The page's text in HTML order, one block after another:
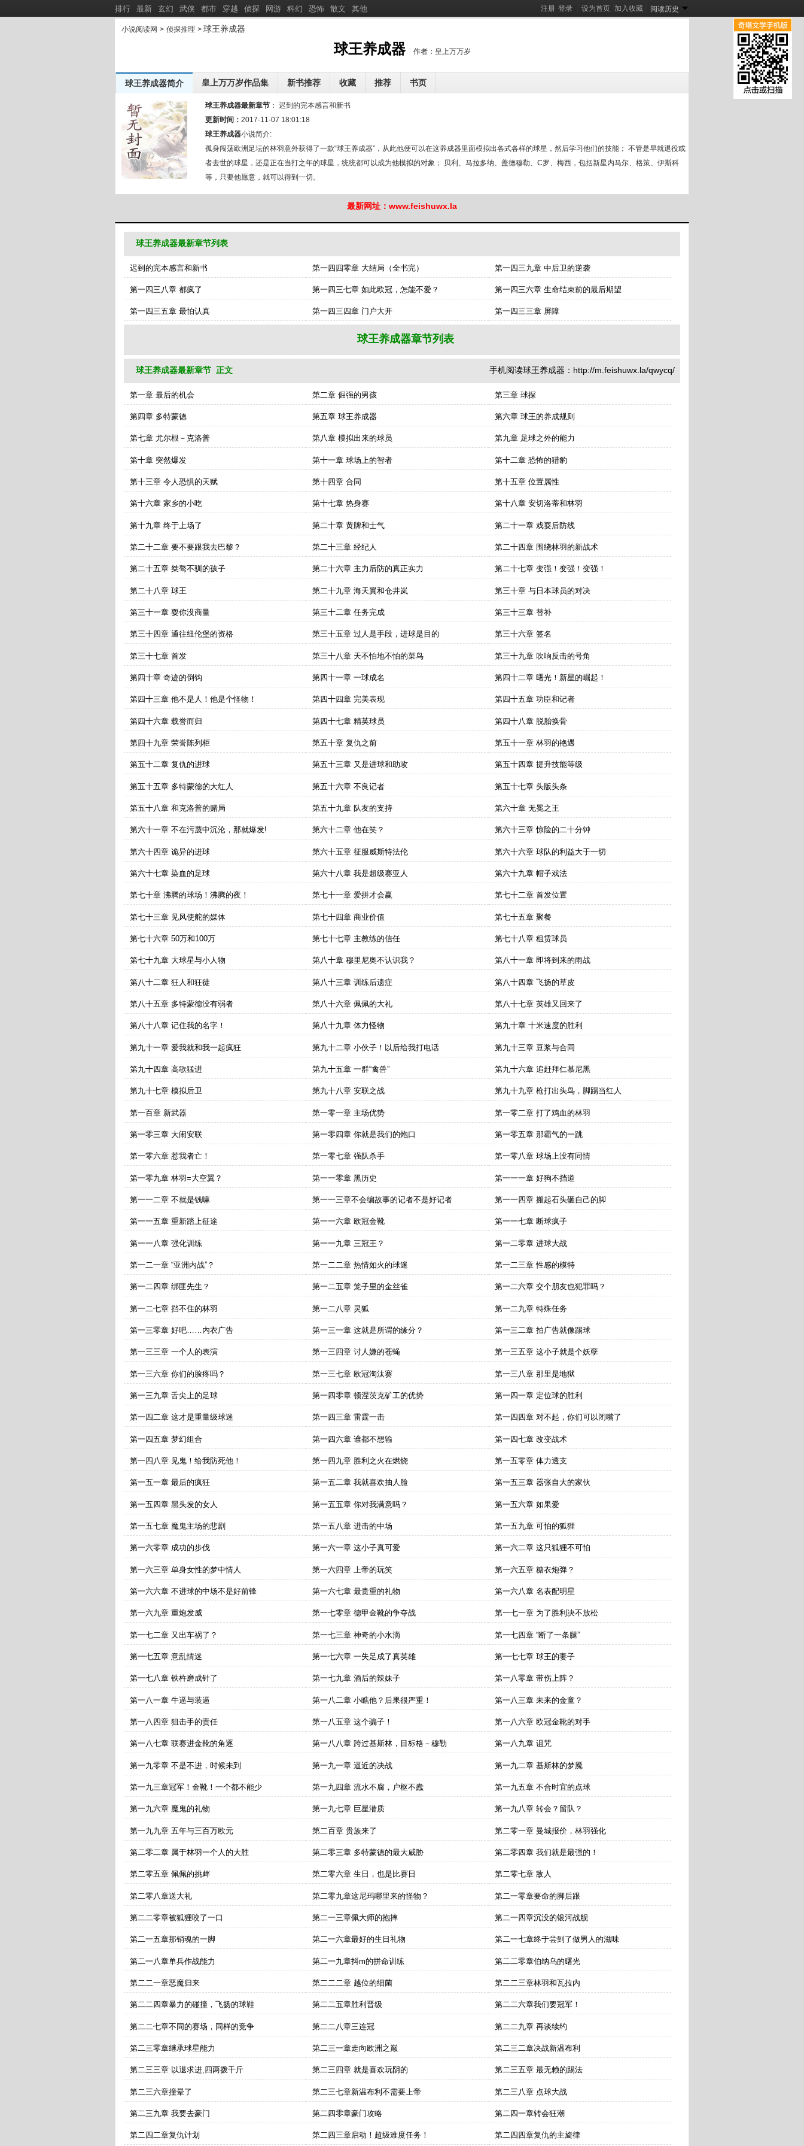
球王养成器 作者：皇上万万岁
小说阅读网 > 侦探推理 > 球王养成器
享球王养成器
球王养成器简介 皇上万万岁作品集 新书推荐 收藏 推荐 书页
球王养成器最新章节 ： 迟到的完本感言和新书
更新时间： 2017-11-07 18:01:18
球王养成器小说简介:
孤身闯荡欧洲足坛的林羽意外获得了一款“球王养成器”，从此他便可以在这养成器里面模拟出各式各样的球星，然后学习他们的技能； 不管是早就退役或
者去世的球星，还是正在当打之年的球星，统统都可以成为他模拟的对象； 贝利、马拉多纳、盖德穆勒、C罗、梅西，包括新星内马尔、格策、伊斯科
等，只要他愿意，就可以得到一切。
皇上万万岁作品集：
新书推荐： 矮人战争三步曲[ 新] 一觉醒来后，死对头校花竟然叫我老公
当个社畜，怎么成凶案嫌疑人了？[新]
说好逃生，你把诡异酒店薅秃了？
抗战1900，开局每天一个情报[新]
穿成七零炮灰，我成了国宝级神医
最新网址：www.feishuwx.la
球王养成器最新章节列表
迟到的完本感言和新书 第一四四零章 大结局（全书完） 第一四三九章 中后卫的逆袭
第一四三八章 都疯了 第一四三七章 如此欧冠，怎能不爱？ 第一四三六章 生命结束前的最后期望
第一四三五章 最怕认真 第一四三四章 门户大开 第一四三三章 屏障
球王养成器章节列表
球王养成器最新章节 正文 手机阅读球王养成器：http://m.feishuwx.la/qwycq/
第一章 最后的机会 第二章 倔强的男孩 第三章 球探
第四章 多特蒙德 第五章 球王养成器 第六章 球王的养成规则
第七章 尤尔根－克洛普 第八章 模拟出来的球员 第九章 足球之外的能力
第十章 突然爆发 第十一章 球场上的智者 第十二章 恐怖的猎豹
第十三章 令人恐惧的天赋 第十四章 合同 第十五章 位置属性
第十六章 家乡的小吃 第十七章 热身赛 第十八章 安切洛蒂和林羽
第十九章 终于上场了 第二十章 黄牌和士气 第二十一章 戏耍后防线
第二十二章 要不要跟我去巴黎？ 第二十三章 经纪人 第二十四章 围绕林羽的新战术
第二十五章 桀骜不驯的孩子 第二十六章 主力后防的真正实力 第二十七章 变强！变强！变强！
第二十八章 球王 第二十九章 海天翼和仓井岚 第三十章 与日本球员的对决
第三十一章 耍你没商量 第三十二章 任务完成 第三十三章 替补
第三十四章 通往纽伦堡的资格 第三十五章 过人是手段，进球是目的 第三十六章 签名
第三十七章 首发 第三十八章 天不怕地不怕的菜鸟 第三十九章 吹响反击的号角
第四十章 奇迹的倒钩 第四十一章 一球成名 第四十二章 曙光！新星的崛起！
第四十三章 他不是人！他是个怪物！ 第四十四章 完美表现 第四十五章 功臣和记者
第四十六章 载誉而归 第四十七章 精英球员 第四十八章 脱胎换骨
第四十九章 荣誉陈列柜 第五十章 复仇之前 第五十一章 林羽的艳遇
第五十二章 复仇的进球 第五十三章 又是进球和助攻 第五十四章 提升技能等级
第五十五章 多特蒙德的大红人 第五十六章 不良记者 第五十七章 头版头条
第五十八章 和克洛普的赌局 第五十九章 队友的支持 第六十章 无冕之王
第六十一章 不在污蔑中沉沦，那就爆发! 第六十二章 他在笑？ 第六十三章 惊险的二十分钟
第六十四章 诡异的进球 第六十五章 征服威斯特法伦 第六十六章 球队的利益大于一切
第六十七章 染血的足球 第六十八章 我是超级赛亚人 第六十九章 帽子戏法
第七十章 沸腾的球场！沸腾的夜！ 第七十一章 爱拼才会赢 第七十二章 首发位置
第七十三章 见风使舵的媒体 第七十四章 商业价值 第七十五章 聚餐
第七十六章 50万和100万 第七十七章 主教练的信任 第七十八章 租赁球员
第七十九章 大球星与小人物 第八十章 穆里尼奥不认识我？ 第八十一章 即将到来的雨战
第八十二章 狂人和狂徒 第八十三章 训练后遗症 第八十四章 飞扬的草皮
第八十五章 多特蒙德没有弱者 第八十六章 佩佩的大礼 第八十七章 英雄又回来了
第八十八章 记住我的名字！ 第八十九章 体力怪物 第九十章 十米速度的胜利
第九十一章 爱我就和我一起疯狂 第九十二章 小伙子！以后给我打电话 第九十三章 豆浆与合同
第九十四章 高歌猛进 第九十五章 一群“禽兽” 第九十六章 追赶拜仁慕尼黑
第九十七章 模拟后卫 第九十八章 安联之战 第九十九章 枪打出头鸟，脚踢当红人
第一百章 新武器 第一零一章 主场优势 第一零二章 打了鸡血的林羽
第一零三章 大闹安联 第一零四章 你就是我们的炮口 第一零五章 那霸气的一跳
第一零六章 惹我者亡！ 第一零七章 强队杀手 第一零八章 球场上没有同情
第一零九章 林羽=大空翼？ 第一一零章 黑历史 第一一一章 好狗不挡道
第一一二章 不就是钱嘛 第一一三章不会编故事的记者不是好记者 第一一四章 搬起石头砸自己的脚
第一一五章 重新踏上征途 第一一六章 欧冠金靴 第一一七章 断球疯子
第一一八章 强化训练 第一一九章 三冠王？ 第一二零章 进球大战
第一二一章 “亚洲内战”？ 第一二二章 热情如火的球迷 第一二三章 性感的模特
第一二四章 绑匪先生？ 第一二五章 笼子里的金丝雀 第一二六章 交个朋友也犯罪吗？
第一二七章 挡不住的林羽 第一二八章 灵狐 第一二九章 特殊任务
第一三零章 好吧……内衣广告 第一三一章 这就是所谓的缘分？ 第一三二章 拍广告就像踢球
第一三三章 一个人的表演 第一三四章 讨人嫌的苍蝇 第一三五章 这小子就是个妖孽
第一三六章 你们的脸疼吗？ 第一三七章 欧冠淘汰赛 第一三八章 那里是地狱
第一三九章 舌尖上的足球 第一四零章 顿涅茨克矿工的优势 第一四一章 定位球的胜利
第一四二章 这才是重量级球迷 第一四三章 雷霆一击 第一四四章 对不起，你们可以闭嘴了
第一四五章 梦幻组合 第一四六章 谁都不想输 第一四七章 改变战术
第一四八章 见鬼！给我防死他！ 第一四九章 胜利之火在燃烧 第一五零章 体力透支
第一五一章 最后的疯狂 第一五二章 我就喜欢抽人脸 第一五三章 嚣张自大的家伙
第一五四章 黑头发的女人 第一五五章 你对我满意吗？ 第一五六章 如果爱
第一五七章 魔鬼主场的悲剧 第一五八章 进击的中场 第一五九章 可怕的狐狸
第一六零章 成功的步伐 第一六一章 这小子真可爱 第一六二章 这只狐狸不可怕
第一六三章 单身女性的梦中情人 第一六四章 上帝的玩笑 第一六五章 糖衣炮弹？
第一六六章 不进球的中场不是好前锋 第一六七章 最贵重的礼物 第一六八章 名表配明星
第一六九章 重炮发威 第一七零章 德甲金靴的争夺战 第一七一章 为了胜利决不放松
第一七二章 又出车祸了？ 第一七三章 神奇的小水滴 第一七四章 “断了一条腿”
第一七五章 意乱情迷 第一七六章 一失足成了真英雄 第一七七章 球王的妻子
第一七八章 铁杵磨成针了 第一七九章 酒后的辣妹子 第一八零章 带伤上阵？
第一八一章 牛逼与装逼 第一八二章 小瞧他？后果很严重！ 第一八三章 未来的金童？
第一八四章 狙击手的责任 第一八五章 这个骗子！ 第一八六章 欧冠金靴的对手
第一八七章 联赛进金靴的角逐 第一八八章 跨过基斯林，目标格－穆勒 第一八九章 诅咒
第一九零章 不是不进，时候未到 第一九一章 逼近的决战 第一九二章 基斯林的梦魇
第一九三章冠军！金靴！一个都不能少 第一九四章 流水不腐，户枢不蠹 第一九五章 不合时宜的点球
第一九六章 魔鬼的礼物 第一九七章 巨星潜质 第一九八章 转会？留队？
第一九九章 五年与三百万欧元 第二百章 贵族来了 第二零一章 曼城报价，林羽强化
第二零二章 属于林羽一个人的大胜 第二零三章 多特蒙德的最大威胁 第二零四章 我们就是最强的！
第二零五章 佩佩的挑衅 第二零六章 生日，也是比赛日 第二零七章 敌人
第二零八章送大礼 第二零九章这尼玛哪里来的怪物？ 第二一零章要命的脚后跟
第二二零章被狐狸咬了一口 第二一三章佩大师的抱摔 第二一四章沉没的银河战舰
第二一五章那销魂的一脚 第二一六章最好的生日礼物 第二一七章终于尝到了做男人的滋味
第二一八章单兵作战能力 第二一九章抖m的拼命训练 第二二零章伯纳乌的曙光
第二二一章恶魔归来 第二二二章 越位的细菌 第二二三章林羽和瓦拉内
第二二四章暴力的碰撞，飞扬的球鞋 第二二五章胜利晋级 第二二六章我们要冠军！
第二二七章不同的赛场，同样的竞争 第二二八章三连冠 第二二九章 再谈续约
第二三零章继承球星能力 第二三一章走向欧洲之巅 第二三二章决战新温布利
第二三三章 以退求进,四两拨千斤 第二三四章 就是喜欢玩阴的 第二三五章 最无赖的踢法
第二三六章撞晕了 第二三七章新温布利不需要上帝 第二三八章 点球大战
第二三九章 我要去豪门 第二四零章豪门攻略 第二四一章转会狂潮
第二四二章复仇计划 第二四三章启动！超级难度任务！ 第二四四章复仇的主旋律
排行 最新 玄幻 武侠 都市 穿越 侦探 网游 科幻 恐怖 散文 其他 注册 登录 设为首页 加入收藏 阅读历史